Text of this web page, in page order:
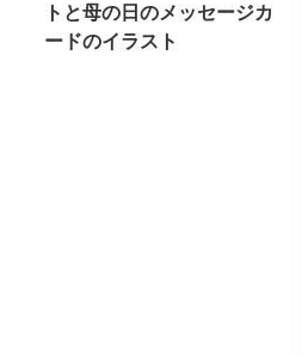
トと母の日のメッセージカ
ードのイラスト